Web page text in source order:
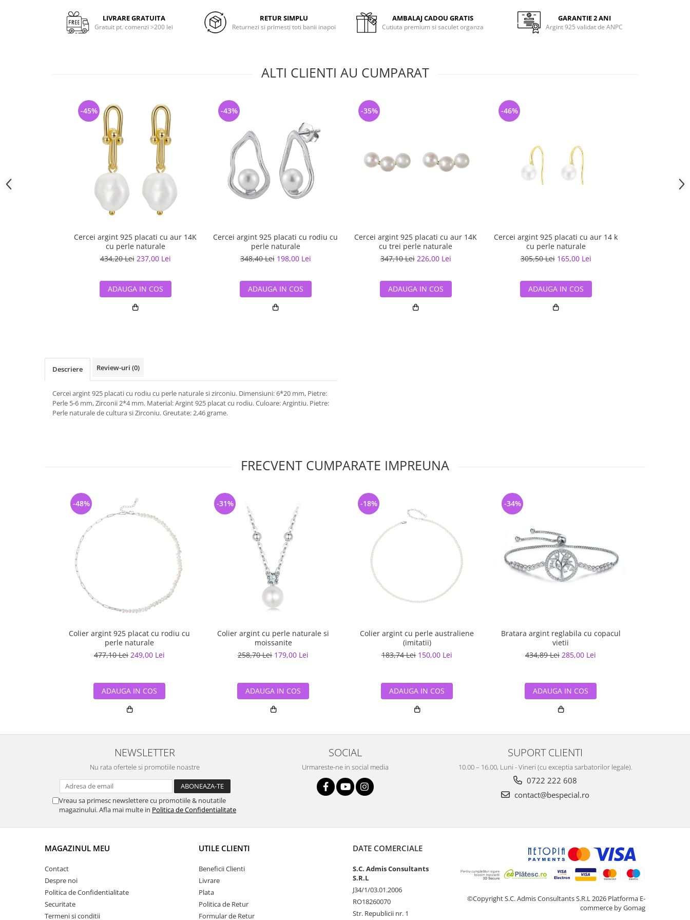
LIVRARE GRATUITA
Gratuit pt. comenzi >200 lei
RETUR SIMPLU
Returnezi si primesti toti banii inapoi
AMBALAJ CADOU GRATIS
Cutiuta premium si saculet organza
GARANTIE 2 ANI
Argint 925 validat de ANPC
ALTI CLIENTI AU CUMPARAT
Cercei argint 925 placati cu aur 14K
cu perle naturale
434,20 Lei 237,00 Lei
-45%
ADAUGA IN COS
Cercei argint 925 placati cu rodiu cu
perle naturale
348,40 Lei 198,00 Lei
-43%
ADAUGA IN COS
Cercei argint 925 placati cu aur 14K
cu trei perle naturale
347,10 Lei 226,00 Lei
-35%
ADAUGA IN COS
Cercei argint 925 placati cu aur 14 k
cu perle naturale
305,50 Lei 165,00 Lei
-46%
ADAUGA IN COS
Descriere Review-uri (0)
Cercei argint 925 placati cu rodiu cu perle naturale si zirconiu. Dimensiuni: 6*20 mm, Pietre:
Perle 5-6 mm, Zirconii 2*4 mm. Material: Argint 925 placat cu rodiu. Culoare: Argintiu. Pietre:
Perle naturale de cultura si Zirconiu. Greutate: 2,46 grame.
FRECVENT CUMPARATE IMPREUNA
Colier argint 925 placat cu rodiu cu
perle naturale
477,10 Lei 249,00 Lei
-48%
ADAUGA IN COS
Colier argint cu perle naturale si
moissanite
258,70 Lei 179,00 Lei
-31%
ADAUGA IN COS
Colier argint cu perle australiene
(imitatii)
183,74 Lei 150,00 Lei
-18%
ADAUGA IN COS
Bratara argint reglabila cu copacul
vietii
434,89 Lei 285,00 Lei
-34%
ADAUGA IN COS
NEWSLETTER
Nu rata ofertele si promotiile noastre
Vreau sa primesc newslettere cu promotiile & noutatile
magazinului. Afla mai multe in Politica de Confidentialitate
SOCIAL
Urmareste-ne in social media
SUPORT CLIENTI
10.00 – 16.00, Luni - Vineri (cu exceptia sarbatorilor legale).
0722 222 608
contact@bespecial.ro
MAGAZINUL MEU
Contact
Despre noi
Politica de Confidentialitate
Securitate
Termeni si conditii
UTILE CLIENTI
Beneficii Clienti
Livrare
Plata
Politica de Retur
Formular de Retur
DATE COMERCIALE
S.C. Admis Consultants
S.R.L
J34/1/03.01.2006
RO18260070
Str. Republicii nr. 1
©Copyright S.C. Admis Consultants S.R.L 2026 Platforma E-
commerce by Gomag